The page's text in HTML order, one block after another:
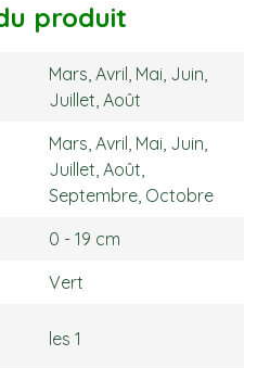
produit
Mars, Avril, Mai, Juin,
Juillet, Août
Mars, Avril, Mai, Juin,
Juillet, Août,
Septembre, Octobre
0 - 19 cm
Vert
les 1